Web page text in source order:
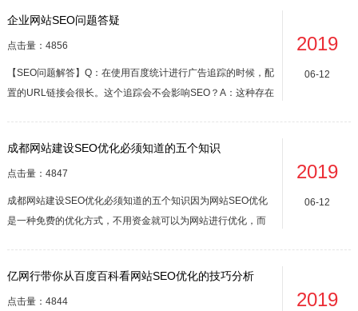
本身的高价值和标定性，搜索引擎和搜索引擎优化员间自始便
存在对抗的关系。最近一...
企业网站SEO问题答疑
点击量：4856
【SEO问题解答】Q：在使用百度统计进行广告追踪的时候，配
置的URL链接会很长。这个追踪会不会影响SEO？A：这种存在
有一种是不使用百度统计了，可以改使用谷歌里面的追踪，他
可以使...
2019
06-12
成都网站建设SEO优化必须知道的五个知识
点击量：4847
成都网站建设SEO优化必须知道的五个知识因为网站SEO优化
是一种免费的优化方式，不用资金就可以为网站进行优化，而
SEO，就必须要有扎实的SEO知识。今天我们就来说一下网站
SEO优化有哪些知...
2019
06-12
亿网行带你从百度百科看网站SEO优化的技巧分析
点击量：4844 2019